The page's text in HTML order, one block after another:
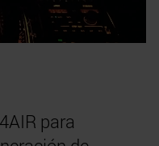
para